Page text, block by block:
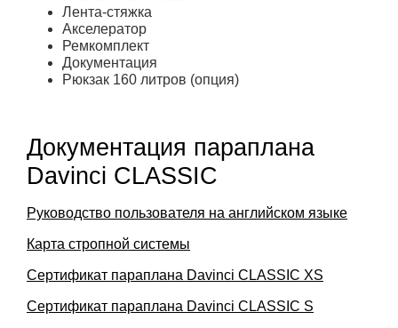
Лента-стяжка
Акселератор
Ремкомплект
Документация
Рюкзак 160 литров (опция)
Документация параплана
Davinci CLASSIC
Руководство пользователя на английском языке
Карта стропной системы
Сертификат параплана Davinci CLASSIC XS
Сертификат параплана Davinci CLASSIC S